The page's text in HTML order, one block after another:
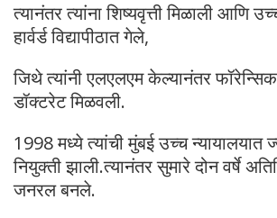
त्यानंतर त्यांना शिष्यवृत्ती मिळाली आणि
हार्वर्ड विद्यापीठात गेले,
जिथे त्यांनी एलएलएम केल्यानंतर
डॉक्टरेट मिळवली.
1998 मध्ये त्यांची मुंबई उच्च न्यायालयात
नियुक्ती झाली.त्यानंतर सुमारे दोन वर्षे
जनरल बनले.